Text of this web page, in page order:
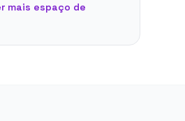
mais espaço de